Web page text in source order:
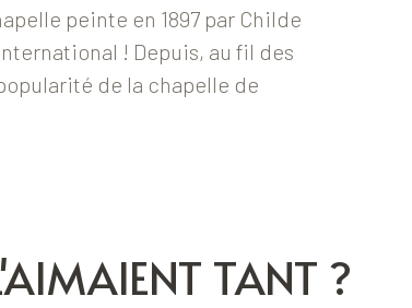
peinte en 1897 par Childe
! Depuis, au fil des
de la chapelle de
TANT ?